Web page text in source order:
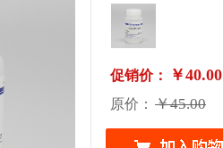
促销价： ￥40.00
原价： ￥45.00